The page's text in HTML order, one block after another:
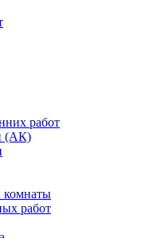
работ
(АК)
комнаты
работ